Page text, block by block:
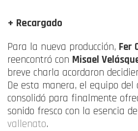
+ Recargado
Para la nueva producción, Fer
reencontró con Misael
breve charla acordaron
De esta manera, el equipo del
consolidó para finalmente
sonido fresco con la esencia
vallenato.